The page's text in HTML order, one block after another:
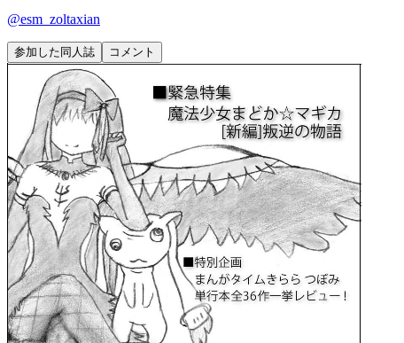
@esm_zoltaxian
参加した同人誌 コメント